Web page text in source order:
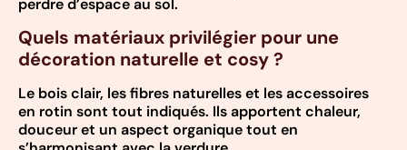
perdre d’espace au sol.
Quels matériaux privilégier pour une
décoration naturelle et cosy ?
Le bois clair, les fibres naturelles et les accessoires
en rotin sont tout indiqués. Ils apportent chaleur,
douceur et un aspect organique tout en